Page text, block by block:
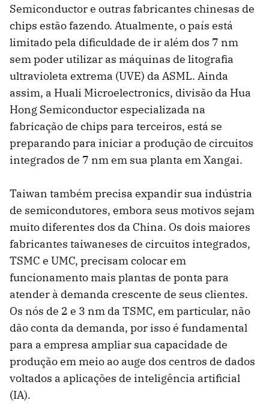
Semiconductor e outras fabricantes chinesas de
chips estão fazendo. Atualmente, o país está
limitado pela dificuldade de ir além dos 7 nm
sem poder utilizar as máquinas de litografia
ultravioleta extrema (UVE) da ASML. Ainda
assim, a Huali Microelectronics, divisão da Hua
Hong Semiconductor especializada na
fabricação de chips para terceiros, está se
preparando para iniciar a produção de circuitos
integrados de 7 nm em sua planta em Xangai.
Taiwan também precisa expandir sua indústria
de semicondutores, embora seus motivos sejam
muito diferentes dos da China. Os dois maiores
fabricantes taiwaneses de circuitos integrados,
TSMC e UMC, precisam colocar em
funcionamento mais plantas de ponta para
atender à demanda crescente de seus clientes.
Os nós de 2 e 3 nm da TSMC, em particular, não
dão conta da demanda, por isso é fundamental
para a empresa ampliar sua capacidade de
produção em meio ao auge dos centros de dados
voltados a aplicações de inteligência artificial
(IA).